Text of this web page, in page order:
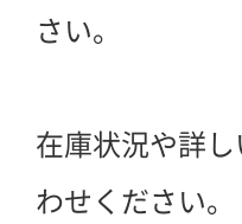
さい。
在庫状況や詳
わせください。